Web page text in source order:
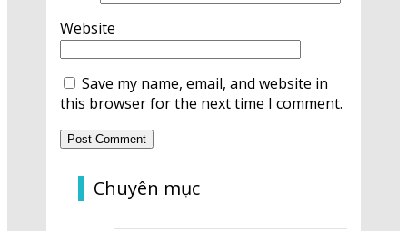
Website
Save my name, email, and website in
this browser for the next time I comment.
Chuyên mục